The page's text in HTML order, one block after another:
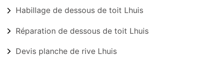
Habillage de dessous de toit Lhuis
Réparation de dessous de toit Lhuis
Devis planche de rive Lhuis